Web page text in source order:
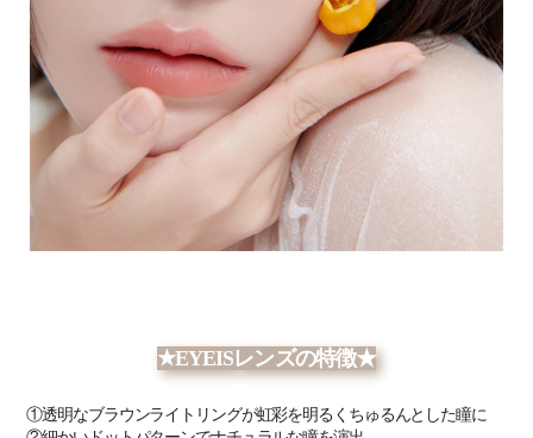
★EYEIS レンズの特徴★
①透明なブラウンライトリングが虹彩を明るくちゅるんとした瞳に